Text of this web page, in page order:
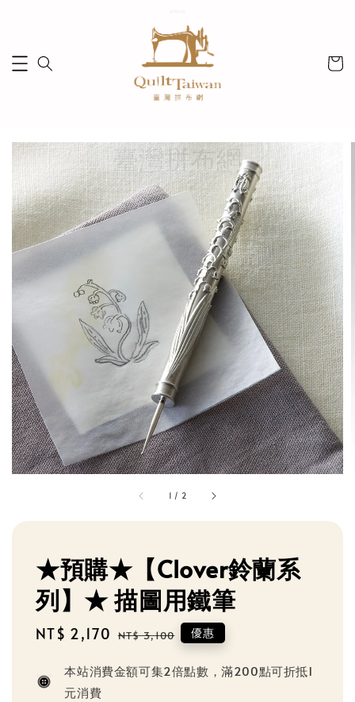
1 / 2
★預購★【Clover鈴蘭系
列】★ 描圖用鐵筆
Sale
NT$ 2,170 Regular
NT$ 3,100 優惠
本站消費金額可集2倍點數，滿200點可折抵1
元消費